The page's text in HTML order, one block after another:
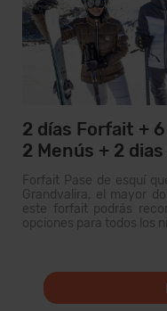
2 días Forfait +
2 Menús + 2
Forfait Pase de esquí
Grandvalira, el mayor
este forfait podrás
opciones para todos los